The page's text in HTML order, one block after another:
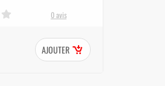
0 avis
AJOUTER